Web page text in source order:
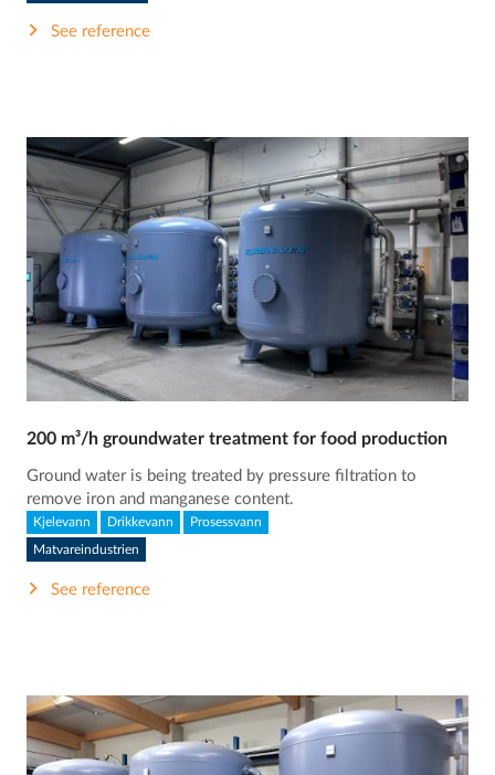
See reference
200 m³/h groundwater treatment for food production
Ground water is being treated by pressure filtration to
remove iron and manganese content.
Kjelevann Drikkevann Prosessvann
Matvareindustrien
See reference